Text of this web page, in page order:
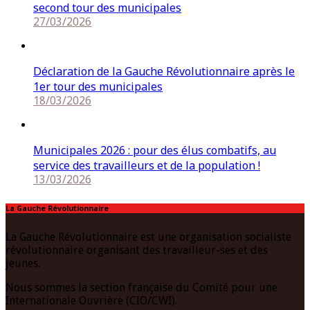
second tour des municipales
27/03/2026
Déclaration de la Gauche Révolutionnaire après le
1er tour des municipales
18/03/2026
Municipales 2026 : pour des élus combatifs, au
service des travailleurs et de la population !
13/03/2026
La Gauche Révolutionnaire
La Gauche Révolutionnaire est une organisation socialiste
révolutionnaire organisant des travailleur-ses et des
jeunes.
Nous sommes la section française du Comité pour une
Internationale Ouvrière (CIO/CWI).